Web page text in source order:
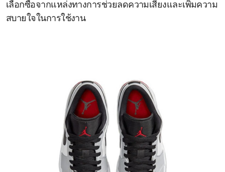
เลือกซื้อจากแหล่งทางการช่วยลดความเสี่ยงและเพิ่มความ
สบายใจในการใช้งาน